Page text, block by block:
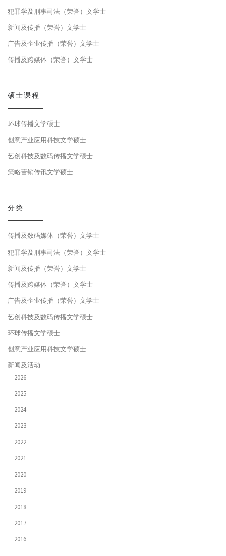
犯罪学及刑事司法（荣誉）文学士
新闻及传播（荣誉）文学士
广告及企业传播（荣誉）文学士
传播及跨媒体（荣誉）文学士
硕士课程
环球传播文学硕士
创意产业应用科技文学硕士
艺创科技及数码传播文学硕士
策略营销传讯文学硕士
分类
传播及数码媒体（荣誉）文学士
犯罪学及刑事司法（荣誉）文学士
新闻及传播（荣誉）文学士
传播及跨媒体（荣誉）文学士
广告及企业传播（荣誉）文学士
艺创科技及数码传播文学硕士
环球传播文学硕士
创意产业应用科技文学硕士
新闻及活动
2026
2025
2024
2023
2022
2021
2020
2019
2018
2017
2016